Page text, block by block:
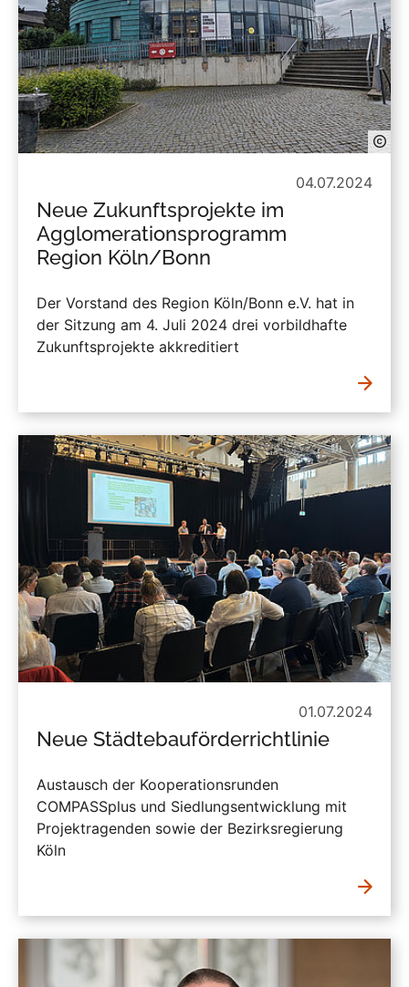
04.07.2024
Neue Zukunftsprojekte im
Agglomerationsprogramm
Region Köln/Bonn
Der Vorstand des Region Köln/Bonn e.V. hat in
der Sitzung am 4. Juli 2024 drei vorbildhafte
Zukunftsprojekte akkreditiert
01.07.2024
Neue Städtebauförderrichtlinie
Austausch der Kooperationsrunden
COMPASSplus und Siedlungsentwicklung mit
Projektragenden sowie der Bezirksregierung
Köln